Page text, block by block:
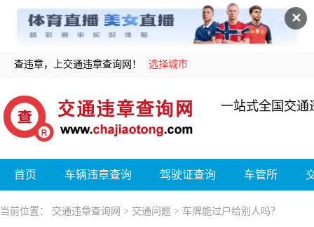
✕
查违章，上交通违章查询网！ 选择城市
一站式全国交通
首页 车辆违章查询 驾驶证查询 车管所
当前位置： 交通违章查询网 > 交通问题 > 车牌能过户给别人吗？